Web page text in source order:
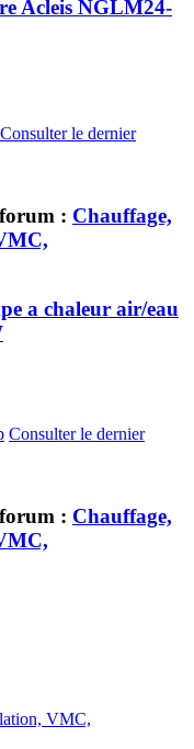
Acleis NGLM24-
Consulter le dernier
: Chauffage,
a chaleur air/eau
Consulter le dernier
: Chauffage,
VMC,